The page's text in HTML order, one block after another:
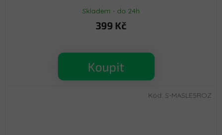
Skladem - do 24h
399 Kč
Koupit
Kód: S-MASLE5ROZ